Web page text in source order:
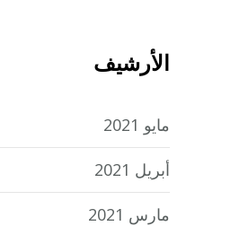
الأرشيف
مايو 2021
أبريل 2021
مارس 2021